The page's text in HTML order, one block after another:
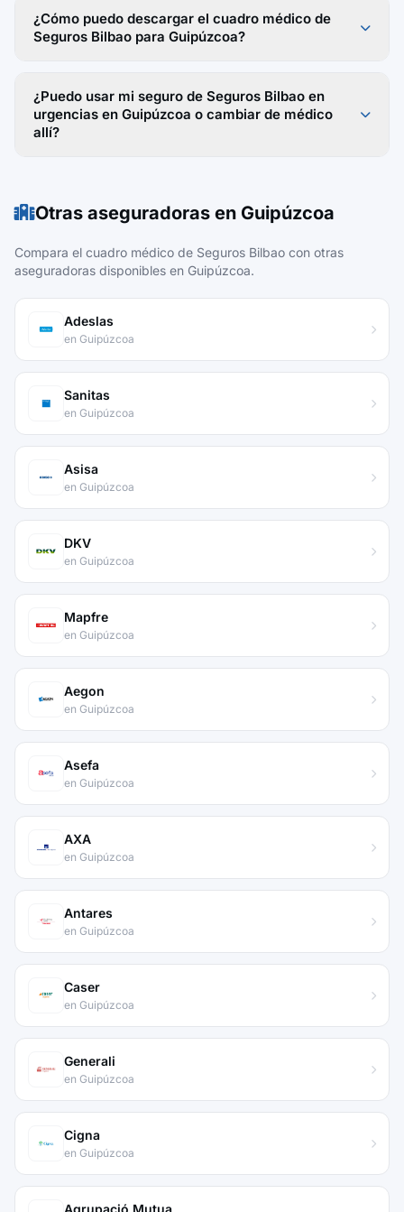
¿Cómo puedo descargar el cuadro médico de
Seguros Bilbao para Guipúzcoa?
¿Puedo usar mi seguro de Seguros Bilbao en
urgencias en Guipúzcoa o cambiar de médico
allí?
Otras aseguradoras en Guipúzcoa
Compara el cuadro médico de Seguros Bilbao con otras
aseguradoras disponibles en Guipúzcoa.
Adeslas
en Guipúzcoa
Sanitas
en Guipúzcoa
Asisa
en Guipúzcoa
DKV
en Guipúzcoa
Mapfre
en Guipúzcoa
Aegon
en Guipúzcoa
Asefa
en Guipúzcoa
AXA
en Guipúzcoa
Antares
en Guipúzcoa
Caser
en Guipúzcoa
Generali
en Guipúzcoa
Cigna
en Guipúzcoa
Agrupació Mutua